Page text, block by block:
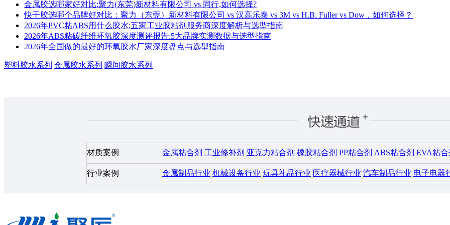
金属胶选哪家好对比:聚力(东莞)新材料有限公司 vs 同行,如何选择?
快干胶选哪个品牌好对比：聚力（东莞）新材料有限公司 vs 汉高乐泰 vs 3M vs H.B. Fuller vs Dow，如何选择？
2026年PVC粘ABS用什么胶水:五家工业胶粘剂服务商深度解析与选型指南
2026年ABS粘碳纤维环氧胶深度测评报告:5大品牌实测数据与选型指南
2026年全国做的最好的环氧胶水厂家深度盘点与选型指南
塑料胶水系列 金属胶水系列 瞬间胶水系列
材质案例 金属粘合剂 工业修补剂 亚克力粘合剂 橡胶粘合剂 PP粘合剂 ABS粘合剂 EVA粘合
行业案例 金属制品行业 机械设备行业 玩具礼品行业 医疗器械行业 汽车制品行业 电子电器